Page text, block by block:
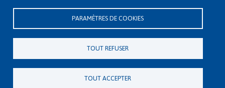
Rue des Chartreux 21 , 1000 Bruxelles
E-mail : info@fedasil.be • T : +32-(0)2-213 44 11 • F : +32-(0)2-213 44 22
Vie privée, copyright et disclaimer|Déclaration d'accessibilité
Déclaration relative aux cookies
Paramètres de cookies
PARAMÈTRES DE COOKIES
TOUT REFUSER
TOUT ACCEPTER